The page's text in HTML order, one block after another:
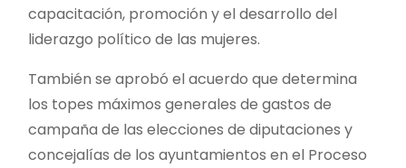
capacitación, promoción y el desarrollo del
liderazgo político de las mujeres.
También se aprobó el acuerdo que determina
los topes máximos generales de gastos de
campaña de las elecciones de diputaciones y
concejalías de los ayuntamientos en el Proceso